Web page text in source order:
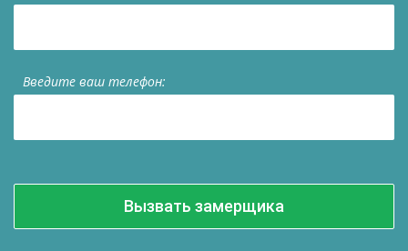
Введите ваш телефон: